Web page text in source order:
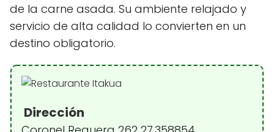
de la carne asada. Su ambiente relajado y
servicio de alta calidad lo convierten en un
destino obligatorio.
Dirección